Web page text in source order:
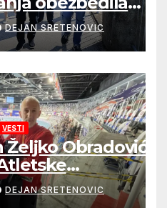
DEJAN SRETENOVIC
VESTI
Obradović
Srbije
DEJAN SRETENOVIC